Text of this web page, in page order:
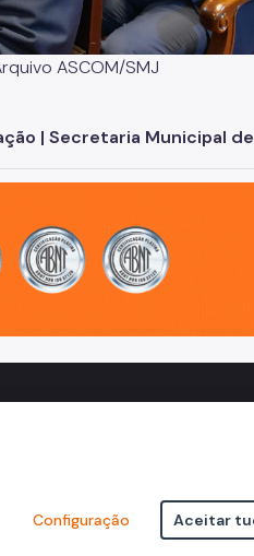
ASCOM/SMJ
| Secretaria Municipal
Configuração Aceitar